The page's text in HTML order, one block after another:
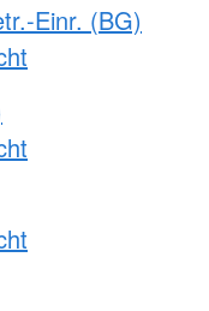
Einr. (BG)